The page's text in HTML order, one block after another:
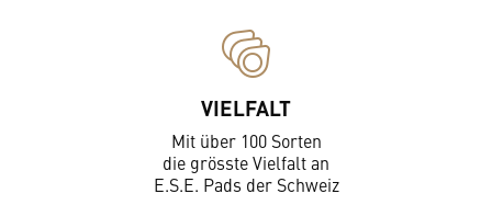
VIELFALT
Mit über 100 Sorten
die grösste Vielfalt an
E.S.E. Pads der Schweiz